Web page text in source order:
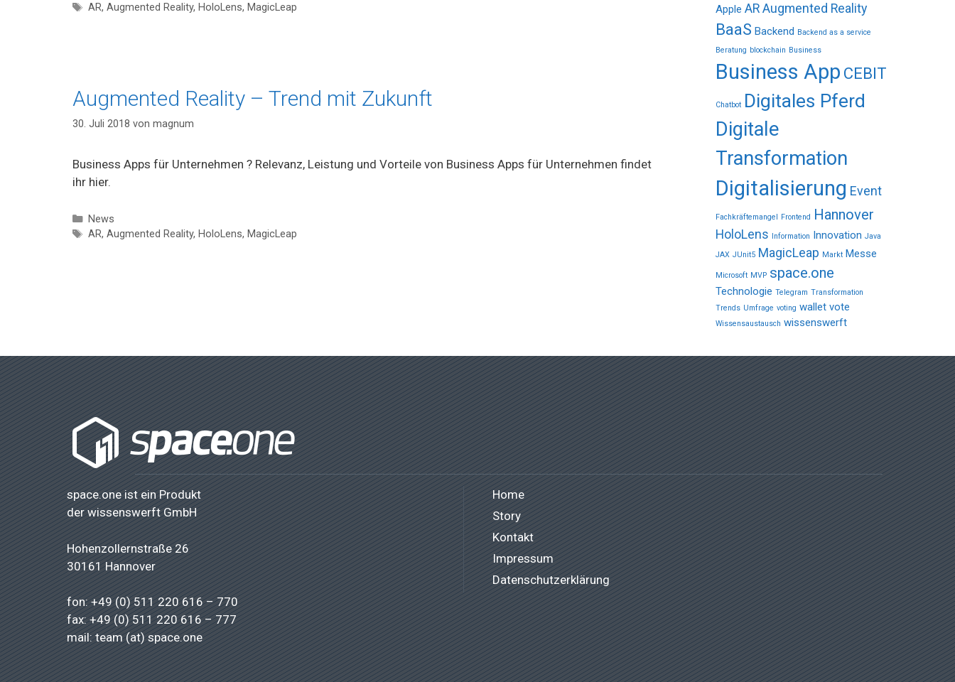
Schlagwörter
AR, Augmented Reality, HoloLens, MagicLeap
Augmented Reality – Trend mit Zukunft
30. Juli 2018 von magnum
Business Apps für Unternehmen ? Relevanz, Leistung und Vorteile von Business Apps für Unternehmen findet
ihr hier.
Kategorien
News
Schlagwörter
AR, Augmented Reality, HoloLens, MagicLeap
Apple ARAugmented Reality
BaaS Backend Backend as a service
Beratung blockchain Business
Business App CEBIT
Chatbot Digitales Pferd
Digitale
Transformation
Digitalisierung Event
Fachkräftemangel Frontend Hannover
HoloLens Information Innovation Java
JAX JUnit5 MagicLeap Markt Messe
Microsoft MVP space.one
Technologie Telegram Transformation
Trends Umfrage voting wallet vote
Wissensaustausch wissenswerft
space.one ist ein Produkt
derwissenswerft GmbH
Hohenzollernstraße 26
30161 Hannover
fon: +49 (0) 511 220 616 – 770
fax: +49 (0) 511 220 616 – 777
mail: team (at) space.one
Home
Story
Kontakt
Impressum
Datenschutzerklärung